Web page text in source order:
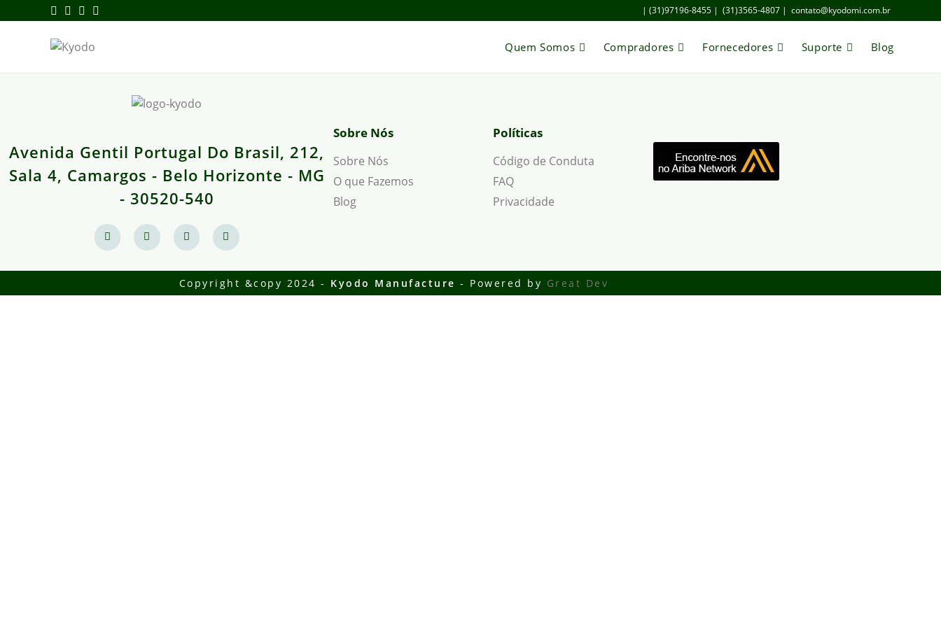
| (31)97196-8455 | (31)3565-4807 | contato@kyodomi.com.br
Quem Somos Compradores Fornecedores Suporte Blog
Avenida Gentil Portugal Do Brasil, 212,
Sala 4, Camargos - Belo Horizonte - MG
- 30520-540
Sobre Nós
Sobre Nós
O que Fazemos
Blog
Políticas
Código de Conduta
FAQ
Privacidade
Copyright &copy 2024 - Kyodo Manufacture - Powered by Great Dev